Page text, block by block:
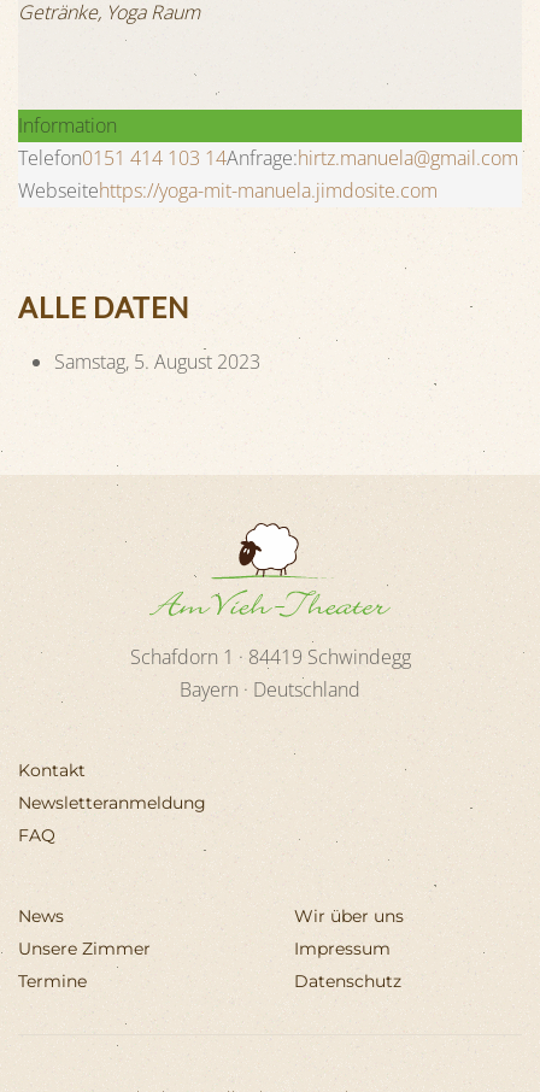
Getränke, Yoga Raum
Information
Telefon0151 414 103 14Anfrage:hirtz.manuela@gmail.com
Webseitehttps://yoga-mit-manuela.jimdosite.com
ALLE DATEN
Samstag, 5. August 2023
Schafdorn 1 · 84419Schwindegg
Bayern · Deutschland
Kontakt
Newsletteranmeldung
FAQ
News
Unsere Zimmer
Termine
Wir über uns
Impressum
Datenschutz